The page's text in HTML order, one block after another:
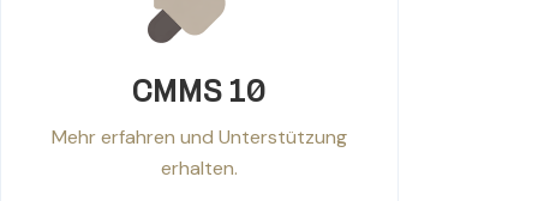
CMMS 10
Mehr erfahren und Unterstützung
erhalten.